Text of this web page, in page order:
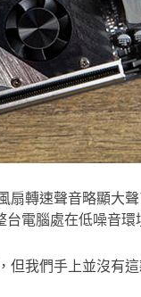
轉速聲音略顯大
電腦處在低噪音環
我們手上並沒有